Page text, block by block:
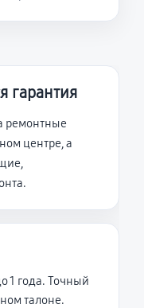
гарантия
ремонтные
центре, а
1 года. Точный
талоне.